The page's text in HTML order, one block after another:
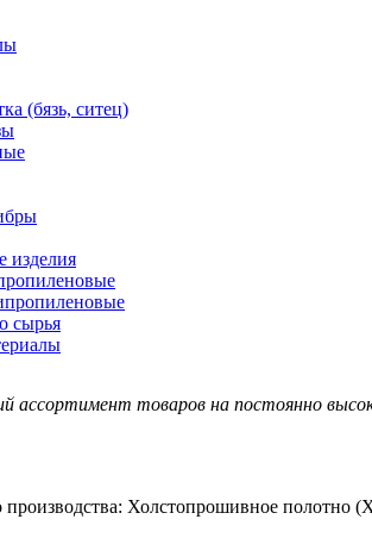
(бязь, ситец)
изделия
сырья
ассортимент товаров на постоянно
производства: Холстопрошивное